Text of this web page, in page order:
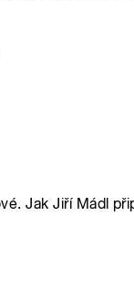
Jak Jiří Mádl